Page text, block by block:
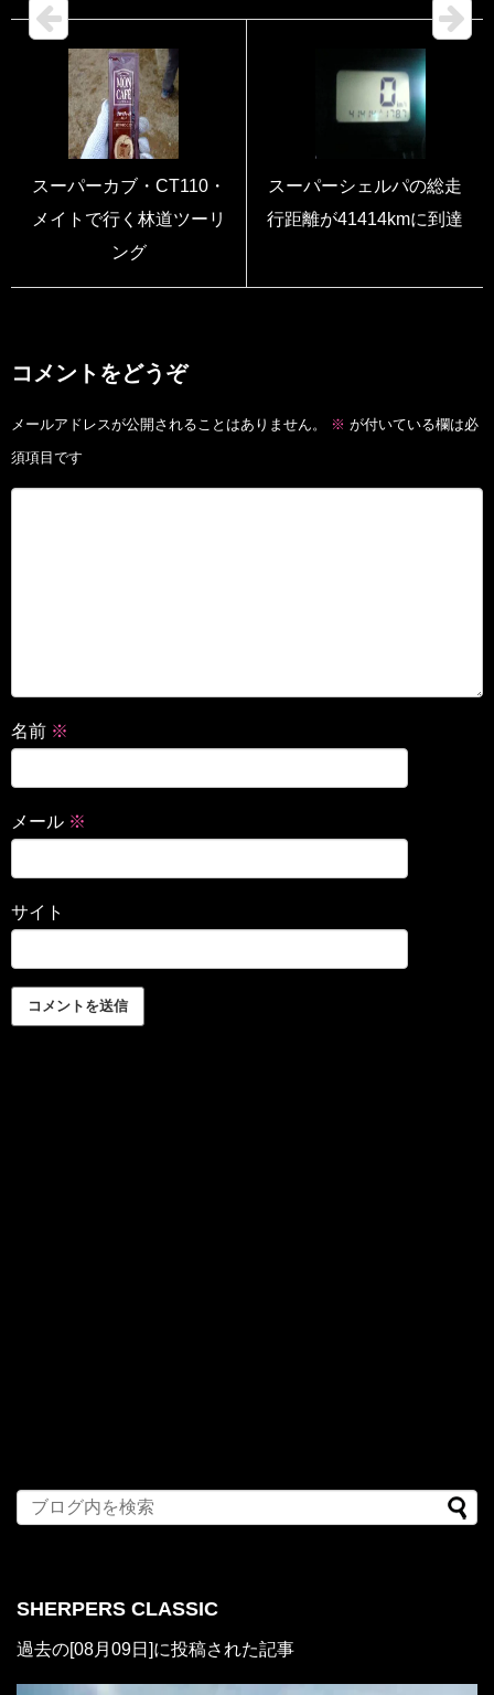
スーパーカブ・CT110・
メイトで行く林道ツーリ
ング
スーパーシェルパの総走
行距離が41414kmに到達
コメントをどうぞ
メールアドレスが公開されることはありません。 ※ が付いている欄は必
須項目です
名前 ※
メール ※
サイト
SHERPERS CLASSIC
過去の[08月09日]に投稿された記事